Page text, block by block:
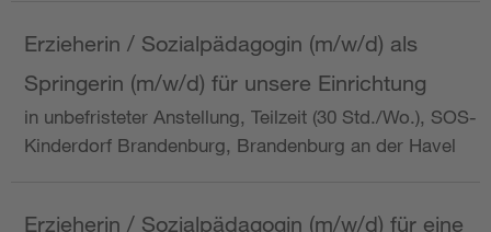
Erzieherin / Sozialpädagogin (m/w/d) als
Springerin (m/w/d) für unsere Einrichtung
in unbefristeter Anstellung, Teilzeit (30 Std./Wo.), SOS-
Kinderdorf Brandenburg, Brandenburg an der Havel
Erzieherin / Sozialpädagogin (m/w/d) für eine